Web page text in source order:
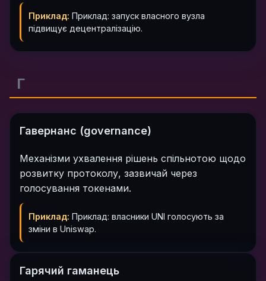
Приклад: Приклад: запуск власного вузла
підвищує децентралізацію.
Г
Гавернанс (governance)
Механізми ухвалення рішень спільнотою щодо
розвитку протоколу, зазвичай через
голосування токенами.
Приклад: Приклад: власники UNI голосують за
зміни в Uniswap.
Гарячий гаманець